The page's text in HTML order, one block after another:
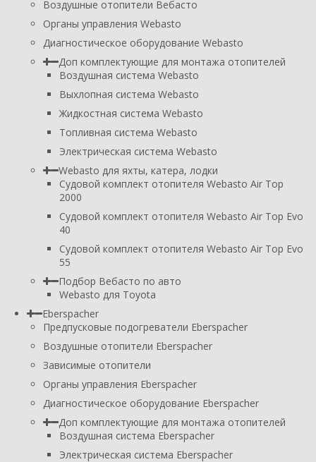
Воздушные отопители Вебасто
Органы управления Webasto
Диагностическое оборудование Webasto
Доп комплектующие для монтажа отопителей
Воздушная система Webasto
Выхлопная система Webasto
Жидкостная система Webasto
Топливная система Webasto
Электрическая система Webasto
Webasto для яхты, катера, лодки
Судовой комплект отопителя Webasto Air Top
2000
Судовой комплект отопителя Webasto Air Top Evo
40
Судовой комплект отопителя Webasto Air Top Evo
55
Подбор Вебасто по авто
Webasto для Toyota
Eberspacher
Предпусковые подогреватели Eberspacher
Воздушные отопители Eberspacher
Зависимые отопители
Органы управления Eberspacher
Диагностическое оборудование Eberspacher
Доп комплектующие для монтажа отопителей
Воздушная система Eberspacher
Электрическая система Eberspacher